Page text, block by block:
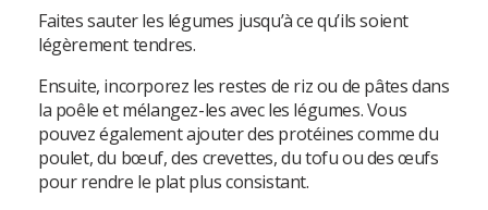
Faites sauter les légumes jusqu’à ce qu’ils soient
légèrement tendres.
Ensuite, incorporez les restes de riz ou de pâtes dans
la poêle et mélangez-les avec les légumes. Vous
pouvez également ajouter des protéines comme du
poulet, du bœuf, des crevettes, du tofu ou des œufs
pour rendre le plat plus consistant.